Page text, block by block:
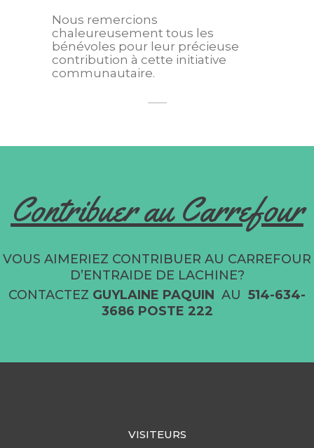
Nous remercions
chaleureusement tous les
bénévoles pour leur précieuse
contribution à cette initiative
communautaire.
Contribuer au Carrefour
VOUS AIMERIEZ CONTRIBUER AU CARREFOUR
D’ENTRAIDE DE LACHINE?
CONTACTEZ GUYLAINE PAQUIN AU 514-634-
3686 POSTE 222
VISITEURS